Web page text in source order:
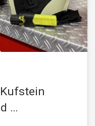
moderne, komfortable
freiwilligen […]
Kufstein
…